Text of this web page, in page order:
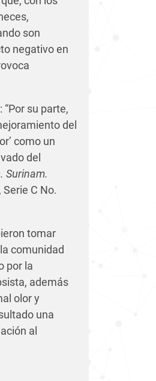
son
negativo en
su parte,
del
como un
del
Surinam.
C No.
tomar
comunidad
por la
además
olor y
una
al